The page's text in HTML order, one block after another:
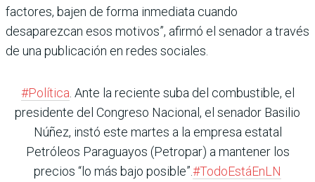
factores, bajen de forma inmediata cuando
desaparezcan esos motivos”, afirmó el senador a través
de una publicación en redes sociales.
#Política . Ante la reciente suba del combustible, el
presidente del Congreso Nacional, el senador Basilio
Núñez, instó este martes a la empresa estatal
Petróleos Paraguayos (Petropar) a mantener los
precios “lo más bajo posible”.#TodoEstáEnLN